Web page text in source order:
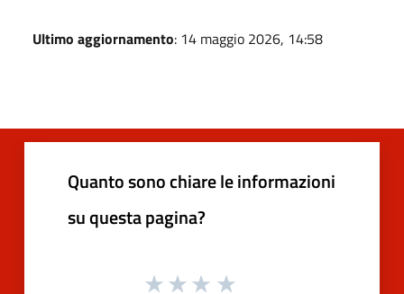
Ultimo aggiornamento: 14 maggio 2026, 14:58
Quanto sono chiare le informazioni
su questa pagina?